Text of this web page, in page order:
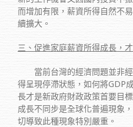
而增加有限，薪資所得自然不
續擴大。
三、促進家庭薪資所得成長，
當前台灣的經濟問題並非經
得呈現停滯狀態，如何將GDP
長才是新政府財政政策首要目
成長不同步是全球化普遍現象
切導致此種現象特別嚴重。